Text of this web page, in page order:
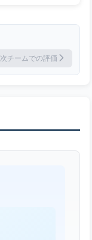
次チームでの評価